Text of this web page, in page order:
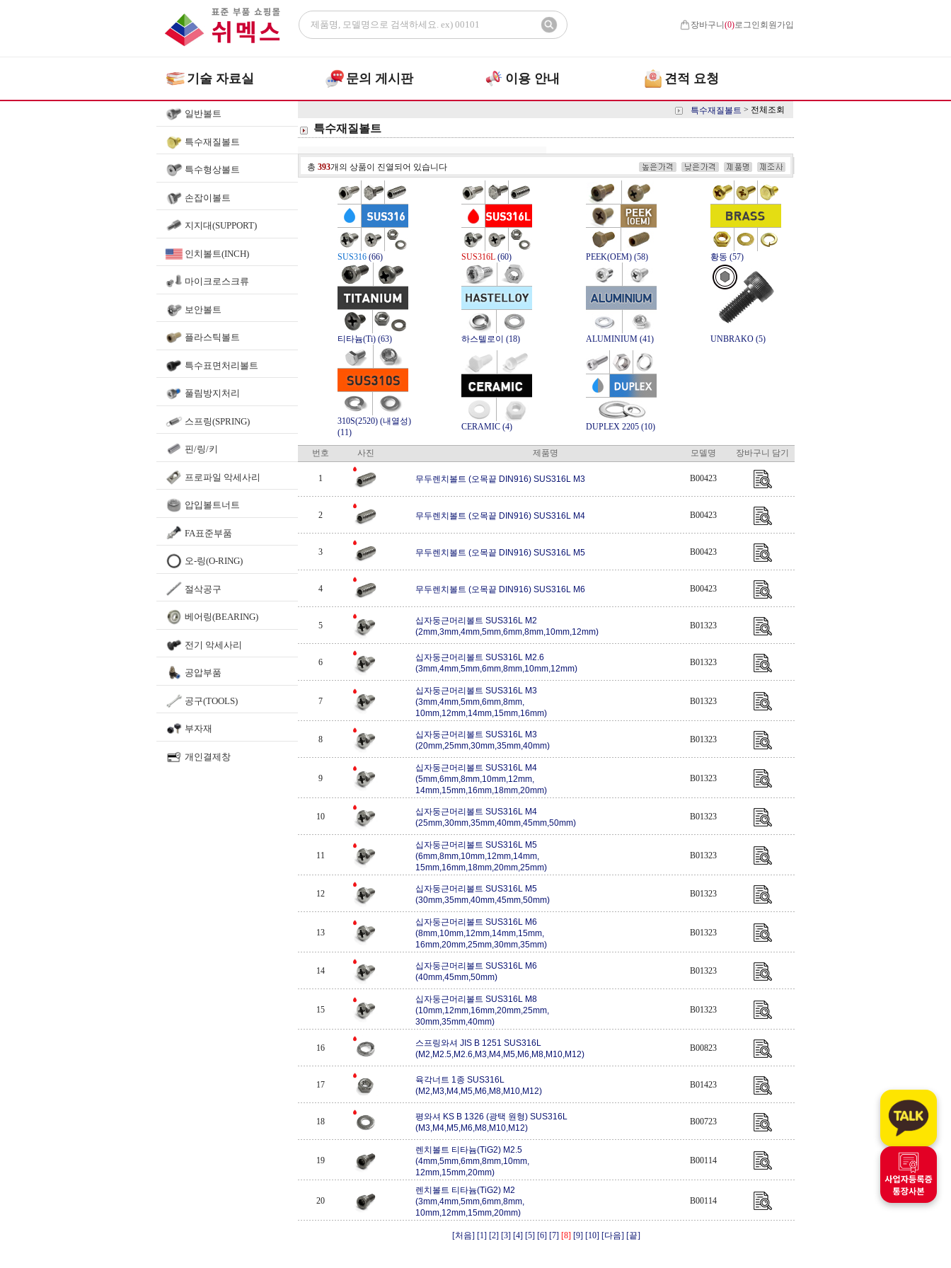
장바구니(0)로그인 회원가입
기술 자료실 문의 게시판 이용 안내 견적 요청
일반볼트
특수재질볼트
특수형상볼트
손잡이볼트
지지대(SUPPORT)
인치볼트(INCH)
마이크로스크류
보안볼트
플라스틱볼트
특수표면처리볼트
풀림방지처리
스프링(SPRING)
핀/링/키
프로파일 악세사리
압입볼트너트
FA표준부품
오-링(O-RING)
절삭공구
베어링(BEARING)
전기 악세사리
공압부품
공구(TOOLS)
부자재
개인결제창
특수재질볼트 > 전체조회
특수재질볼트
총 393개의 상품이 진열되어 있습니다
SUS316 (66) SUS316L (60) PEEK(OEM) (58) 황동 (57)
티타늄(Ti) (63) 하스텔로이 (18) ALUMINIUM (41) UNBRAKO (5)
310S(2520) (내열성)
(11)
CERAMIC (4) DUPLEX 2205 (10)
번호 사진 제품명 모델명 장바구니 담기
1 무두렌치볼트 (오목끝 DIN916) SUS316L M3 B00423
2 무두렌치볼트 (오목끝 DIN916) SUS316L M4 B00423
3 무두렌치볼트 (오목끝 DIN916) SUS316L M5 B00423
4 무두렌치볼트 (오목끝 DIN916) SUS316L M6 B00423
5
십자둥근머리볼트 SUS316L M2
(2mm,3mm,4mm,5mm,6mm,8mm,10mm,12mm)
B01323
6
십자둥근머리볼트 SUS316L M2.6
(3mm,4mm,5mm,6mm,8mm,10mm,12mm)
B01323
7
십자둥근머리볼트 SUS316L M3
(3mm,4mm,5mm,6mm,8mm,
10mm,12mm,14mm,15mm,16mm)
B01323
8
십자둥근머리볼트 SUS316L M3
(20mm,25mm,30mm,35mm,40mm)
B01323
9
십자둥근머리볼트 SUS316L M4
(5mm,6mm,8mm,10mm,12mm,
14mm,15mm,16mm,18mm,20mm)
B01323
10
십자둥근머리볼트 SUS316L M4
(25mm,30mm,35mm,40mm,45mm,50mm)
B01323
11
십자둥근머리볼트 SUS316L M5
(6mm,8mm,10mm,12mm,14mm,
15mm,16mm,18mm,20mm,25mm)
B01323
12
십자둥근머리볼트 SUS316L M5
(30mm,35mm,40mm,45mm,50mm)
B01323
13
십자둥근머리볼트 SUS316L M6
(8mm,10mm,12mm,14mm,15mm,
16mm,20mm,25mm,30mm,35mm)
B01323
14
십자둥근머리볼트 SUS316L M6
(40mm,45mm,50mm)
B01323
15
십자둥근머리볼트 SUS316L M8
(10mm,12mm,16mm,20mm,25mm,
30mm,35mm,40mm)
B01323
16
스프링와셔 JIS B 1251 SUS316L
(M2,M2.5,M2.6,M3,M4,M5,M6,M8,M10,M12)
B00823
17
육각너트 1종 SUS316L
(M2,M3,M4,M5,M6,M8,M10,M12)
B01423
18
평와셔 KS B 1326 (광택 원형) SUS316L
(M3,M4,M5,M6,M8,M10,M12)
B00723
19
렌치볼트 티타늄(TiG2) M2.5
(4mm,5mm,6mm,8mm,10mm,
12mm,15mm,20mm)
B00114
20
렌치볼트 티타늄(TiG2) M2
(3mm,4mm,5mm,6mm,8mm,
10mm,12mm,15mm,20mm)
B00114
[처음] [1] [2] [3] [4] [5] [6] [7] [8] [9] [10] [다음] [끝]